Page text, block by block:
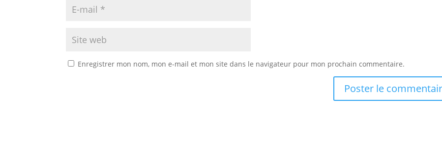
Enregistrer mon nom, mon e-mail et mon site dans le navigateur pour mon prochain commentaire.